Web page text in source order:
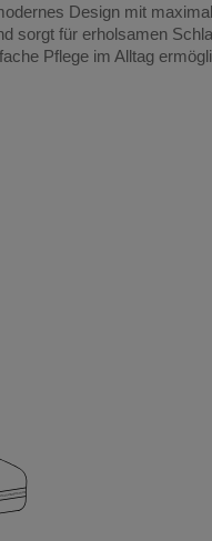
Design mit
sorgt für erholsamen
Pflege im Alltag